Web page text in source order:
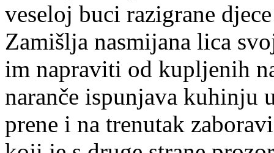
veseloj buci razigrane
Zamišlja nasmijana lica
im napraviti od kupljenih
naranče ispunjava kuhinju
prene i na trenutak